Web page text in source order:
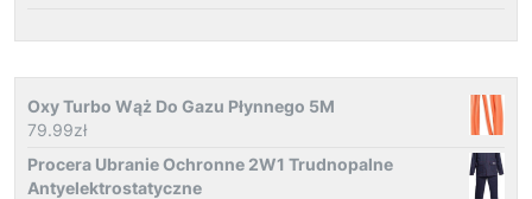
Oxy Turbo Wąż Do Gazu Płynnego 5M
79.99zł
Procera Ubranie Ochronne 2W1 Trudnopalne
Antyelektrostatyczne